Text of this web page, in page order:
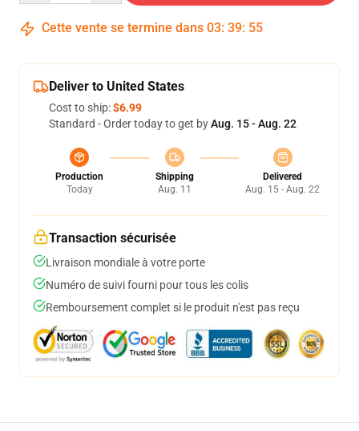
Cette vente se termine dans 03: 39: 54
Deliver to United States
Cost to ship:$6.99
Standard - Order today to get byAug. 15 - Aug. 22
Production
Today
Shipping
Aug. 11
Delivered
Aug. 15 - Aug. 22
Transaction sécurisée
Livraison mondiale à votre porte
Numéro de suivi fourni pour tous les colis
Remboursement complet si le produit n'est pas reçu